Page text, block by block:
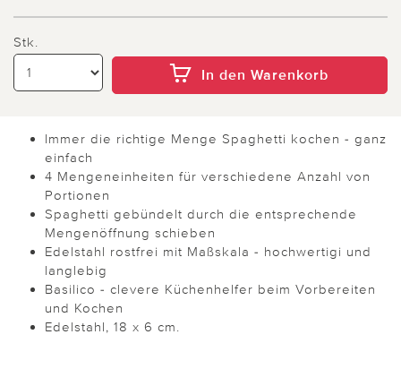
Stk.
In den Warenkorb
Immer die richtige Menge Spaghetti kochen - ganz
einfach
4 Mengeneinheiten für verschiedene Anzahl von
Portionen
Spaghetti gebündelt durch die entsprechende
Mengenöffnung schieben
Edelstahl rostfrei mit Maßskala - hochwertigi und
langlebig
Basilico - clevere Küchenhelfer beim Vorbereiten
und Kochen
Edelstahl, 18 x 6 cm.